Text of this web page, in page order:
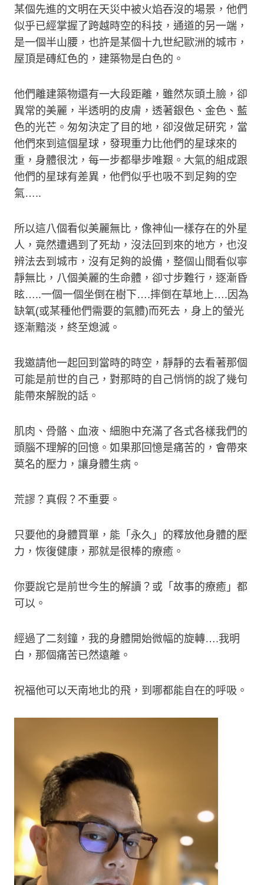
某個先進的文明在天災中被火焰吞沒的場景，他們
似乎已經掌握了跨越時空的科技，通道的另一端，
是一個半山腰，也許是某個十九世紀歐洲的城市，
屋頂是磚紅色的，建築物是白色的。
他們離建築物還有一大段距離，雖然灰頭土臉，卻
異常的美麗，半透明的皮膚，透著銀色、金色、藍
色的光芒。匆匆決定了目的地，卻沒做足研究，當
他們來到這個星球，發現重力比他們的星球來的
重，身體很沈，每一步都舉步唯艱。大氣的組成跟
他們的星球有差異，他們似乎也吸不到足夠的空
氣…..
所以這八個看似美麗無比，像神仙一樣存在的外星
人，竟然遭遇到了死劫，沒法回到來的地方，也沒
辨法去到城市，沒有足夠的設備，整個山間看似寧
靜無比，八個美麗的生命體，卻寸步難行，逐漸昏
眩…..一個一個坐倒在樹下….摔倒在草地上….因為
缺氧(或某種他們需要的氣體)而死去，身上的螢光
逐漸黯淡，終至熄滅。
我邀請他一起回到當時的時空，靜靜的去看著那個
可能是前世的自己，對那時的自己悄悄的說了幾句
能帶來解脫的話。
肌肉、骨骼、血液、細胞中充滿了各式各樣我們的
頭腦不理解的回憶。如果那回憶是痛苦的，會帶來
莫名的壓力，讓身體生病。
荒謬？真假？不重要。
只要他的身體買單，能「永久」的釋放他身體的壓
力，恢復健康，那就是很棒的療癒。
你要說它是前世今生的解讀？或「故事的療癒」都
可以。
經過了二刻鐘，我的身體開始微幅的旋轉….我明
白，那個痛苦已然遠離。
祝福他可以天南地北的飛，到哪都能自在的呼吸。